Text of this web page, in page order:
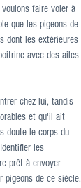
faire voler à
que les pigeons de
dont les extérieures
avec des ailes
chez lui, tandis
et qu'il ait
doute le corps du
les
prêt à envoyer
pigeons de ce siècle.